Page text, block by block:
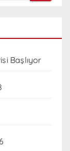
Başlıyor